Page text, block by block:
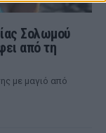
Σολωμού
από τη
με μαγιό από